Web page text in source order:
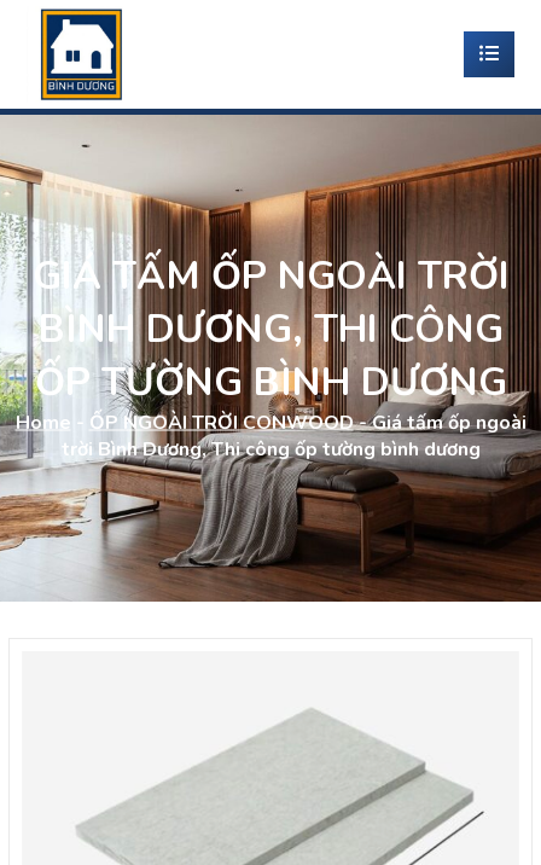
GIÁ TẤM ỐP NGOÀI TRỜI
BÌNH DƯƠNG, THI CÔNG
ỐP TƯỜNG BÌNH DƯƠNG
Home - ỐP NGOÀI TRỜI CONWOOD-Giá tấm ốp ngoài
trời Bình Dương, Thi công ốp tường bình dương